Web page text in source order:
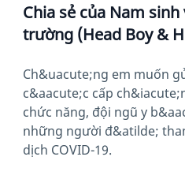
Chia sẻ của Nam
trường (Head Boy &
Ch&uacute;ng em muốn
c&aacute;c cấp
chức năng, đội ngũ y
những người đ&atilde;
dịch COVID-19.